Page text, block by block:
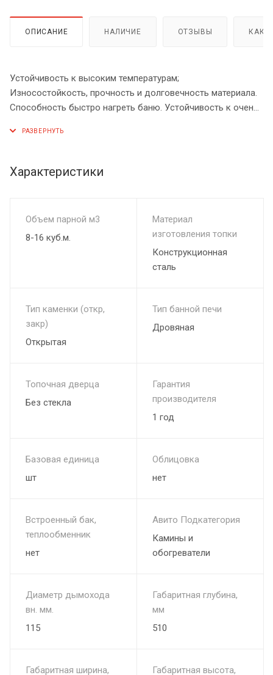
ОПИСАНИЕ НАЛИЧИЕ ОТЗЫВЫ КАК
Устойчивость к высоким температурам;
Износостойкость, прочность и долговечность материала.
Способность быстро нагреть баню. Устойчивость к очень
сгорании топлива
Конструкция топки создает вихревые потоки пламени,
равномерно прогревающие печь, быстро нагревают камни.
Характеристики
Объем парной м3
8-16 куб.м.
Материал
изготовления топки
Конструкционная
сталь
Тип каменки (откр,
закр)
Открытая
Тип банной печи
Дровяная
Топочная дверца
Без стекла
Гарантия
производителя
1 год
Базовая единица
шт
Облицовка
нет
Встроенный бак,
теплообменник
нет
Авито Подкатегория
Камины и
обогреватели
Диаметр дымохода
вн. мм.
115
Габаритная глубина,
мм
510
Габаритная ширина, Габаритная высота,